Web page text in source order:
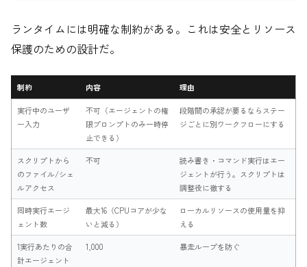
ランタイムには明確な制約がある。これは安全とリソース
保護のための設計だ。
制約 内容 理由
実行中のユーザ
ー入力
不可（エージェントの権
限プロンプトのみ一時停
止できる）
段階間の承認が要るならステー
ジごとに別ワークフローにする
スクリプトから
のファイル/シェ
ルアクセス
不可
読み書き・コマンド実行はエー
ジェントが行う。スクリプトは
調整役に徹する
同時実行エージ
ェント数
最大16（CPUコアが少な
いと減る）
ローカルリソースの使用量を抑
える
1実行あたりの合
計エージェント
1,000 暴走ループを防ぐ